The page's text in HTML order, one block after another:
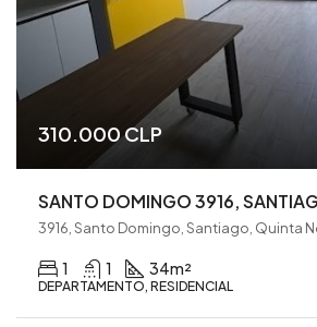
310.000 CLP
SANTO DOMINGO 3916,
1 1 34m²
DEPARTAMENTO, RESIDENCIAL